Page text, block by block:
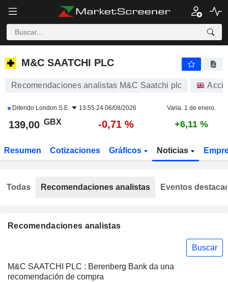
M&C SAATCHI PLC
M&C SAATCHI PLC
Recomendaciones analistas M&C Saatchi plc
Diferido London S.E. 13:55:24 06/08/2026 Varia. 1 de enero.
139,00 GBX -0,71 % +6,11 %
Resumen Cotizaciones Gráficos Noticias
Recomendaciones analistas
Buscar
M&C SAATCHI PLC : Berenberg Bank da una
recomendación de compra
Todas Recomendaciones analistas Eventos